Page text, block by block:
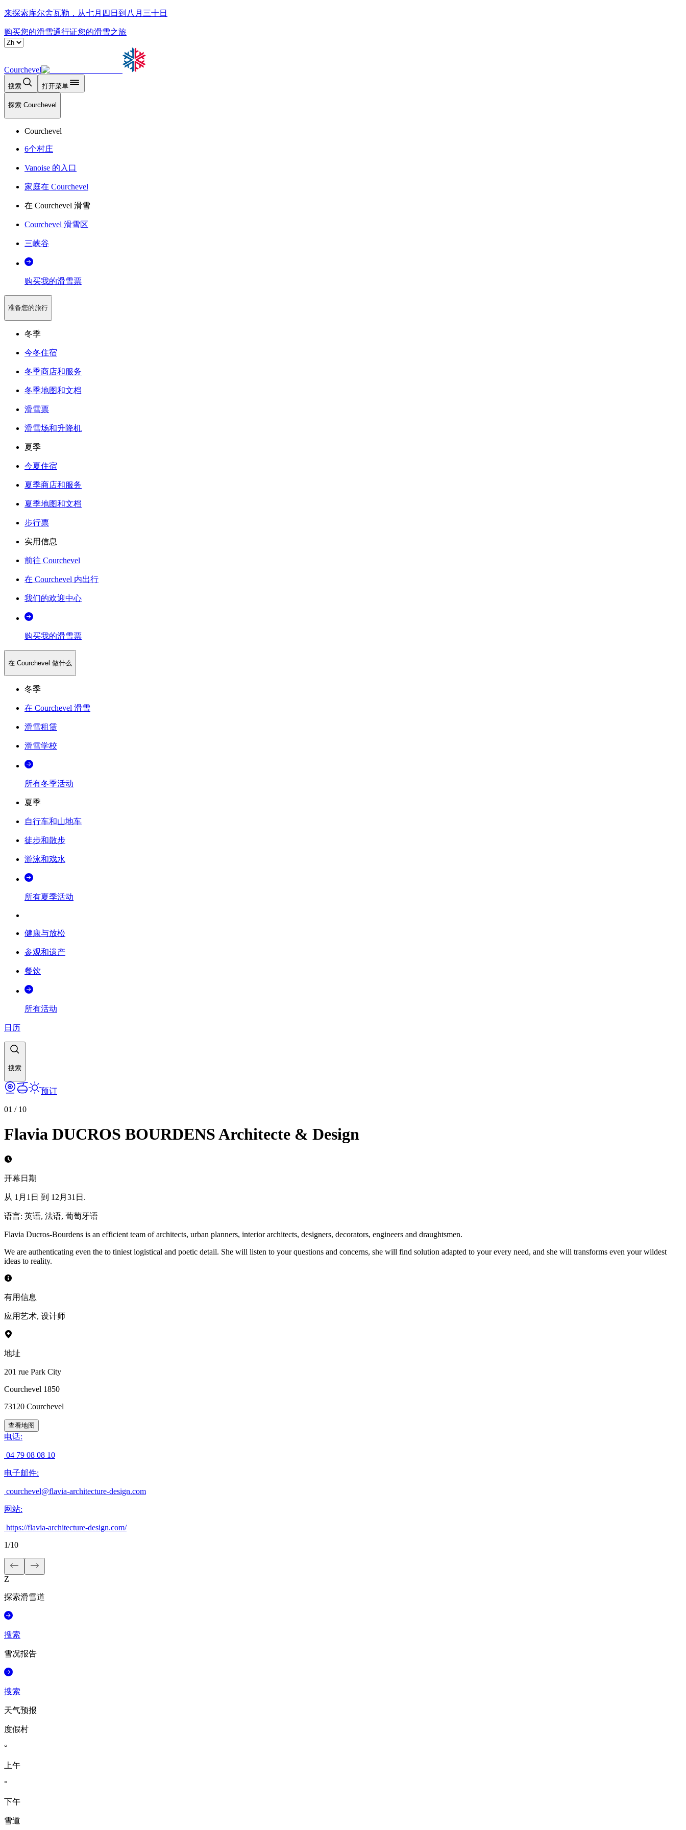
来探索库尔舍瓦勒，从七月四日到八月三十日
购买您的滑雪通行证您的滑雪之旅
Courchevel
搜索 打开菜单
探索 Courchevel
Courchevel
6个村庄
Vanoise 的入口
家庭在 Courchevel
在 Courchevel 滑雪
Courchevel 滑雪区
三峡谷
购买我的滑雪票
准备您的旅行
冬季
今冬住宿
冬季商店和服务
冬季地图和文档
滑雪票
滑雪场和升降机
夏季
今夏住宿
夏季商店和服务
夏季地图和文档
步行票
实用信息
前往 Courchevel
在 Courchevel 内出行
我们的欢迎中心
购买我的滑雪票
在 Courchevel 做什么
冬季
在 Courchevel 滑雪
滑雪租赁
滑雪学校
所有冬季活动
夏季
自行车和山地车
徒步和散步
游泳和戏水
所有夏季活动
健康与放松
参观和遗产
餐饮
所有活动
日历
搜索
预订
01 / 10
Flavia DUCROS BOURDENS Architecte & Design
开幕日期
从 1月1日 到 12月31日.
语言: 英语, 法语, 葡萄牙语
Flavia Ducros-Bourdens is an efficient team of architects, urban planners, interior architects, designers, decorators, engineers and draughtsmen.
We are authenticating even the to tiniest logistical and poetic detail. She will listen to your questions and concerns, she will find solution adapted to your every need, and she will transforms even your wildest
ideas to reality.
有用信息
应用艺术, 设计师
地址
201 rue Park City
Courchevel 1850
73120 Courchevel
查看地图
电话:
04 79 08 08 10
电子邮件:
courchevel@flavia-architecture-design.com
网站:
https://flavia-architecture-design.com/
1/10
Z
探索滑雪道
搜索
雪况报告
搜索
天气预报
度假村
°
上午
°
下午
雪道